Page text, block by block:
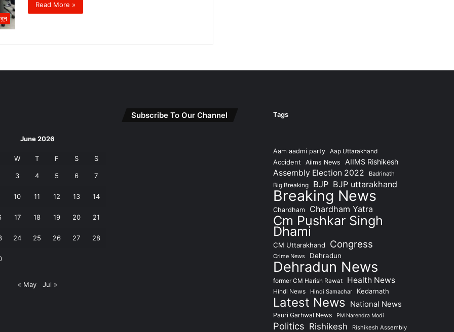
Read More »
June 2026
W T F S S
3 4 5 6 7
10 11 12 13 14
17 18 19 20 21
24 25 26 27 28
« May Jul »
Subscribe To Our Channel Tags
Aam aadmi party Aap Uttarakhand
Accident Aiims News AIIMS Rishikesh
Assembly Election 2022 Badrinath
Big Breaking BJP BJP uttarakhand
Breaking News
Chardham Chardham Yatra
Cm Pushkar Singh
Dhami
CM Uttarakhand Congress
Crime News Dehradun
Dehradun News
former CM Harish Rawat Health News
Hindi News Hindi Samachar Kedarnath
Latest News National News
Pauri Garhwal News PM Narendra Modi
Politics Rishikesh Rishikesh Assembly